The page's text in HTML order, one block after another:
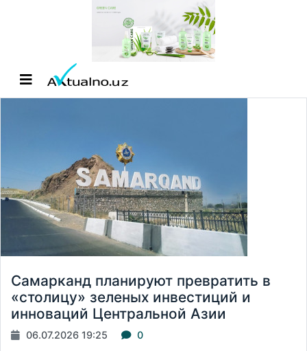
Самарканд планируют превратить в
«столицу» зеленых инвестиций и
инноваций Центральной Азии
06.07.2026 19:25 0